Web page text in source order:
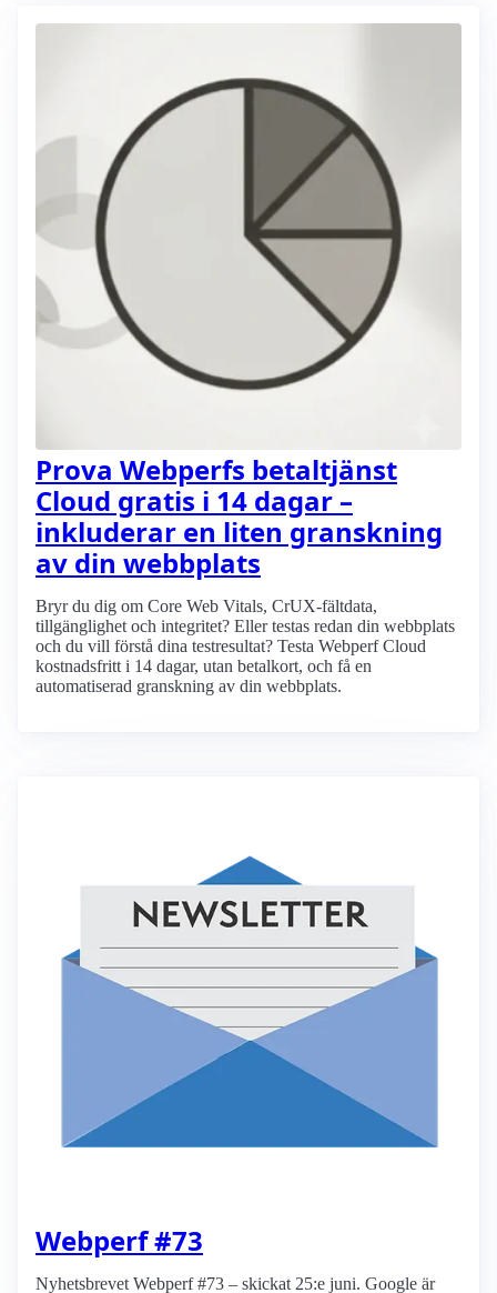
Prova Webperfs betaltjänst
Cloud gratis i 14 dagar –
inkluderar en liten granskning
av din webbplats
Bryr du dig om Core Web Vitals, CrUX-fältdata,
tillgänglighet och integritet? Eller testas redan din webbplats
och du vill förstå dina testresultat? Testa Webperf Cloud
kostnadsfritt i 14 dagar, utan betalkort, och få en
automatiserad granskning av din webbplats.
Webperf #73
Nyhetsbrevet Webperf #73 – skickat 25:e juni. Google är